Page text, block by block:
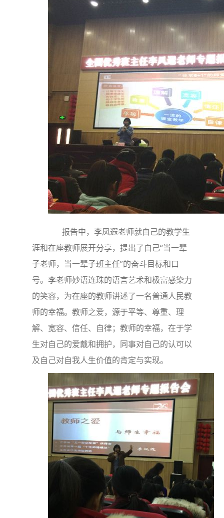
报告中，李凤遐老师就自己的教学生
涯和在座教师展开分享，提出了自己“当一辈
子老师，当一辈子班主任”的奋斗目标和口
号。李老师妙语连珠的语言艺术和极富感染力
的笑容，为在座的教师讲述了一名普通人民教
师的幸福。教师之爱，源于平等、尊重、理
解、宽容、信任、自律；教师的幸福，在于学
生对自己的爱戴和拥护，同事对自己的认可以
及自己对自我人生价值的肯定与实现。